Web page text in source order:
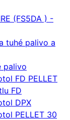
(FS5DA ) -
tuhé palivo a
palivo
FD PELLET
FD
DPX
PELLET 30